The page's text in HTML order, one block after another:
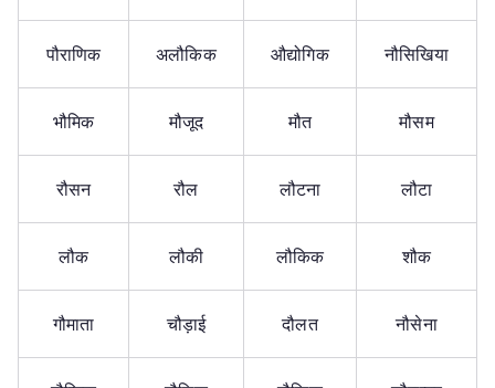
पौराणिक अलौकिक औद्योगिक नौसिखिया
भौमिक मौजूद मौत मौसम
रौसन रौल लौटना लौटा
लौक लौकी लौकिक शौक
गौमाता चौड़ाई दौलत नौसेना